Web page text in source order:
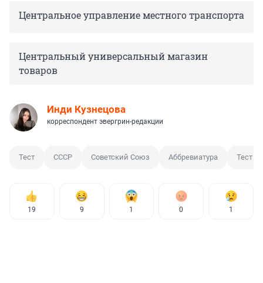
Центральное управление местного транспорта
Центральный универсальный магазин
товаров
Инди Кузнецова
корреспондент эвергрин-редакции
Тест СССР Советский Союз Аббревиатура Тест
19 9 1 0 1